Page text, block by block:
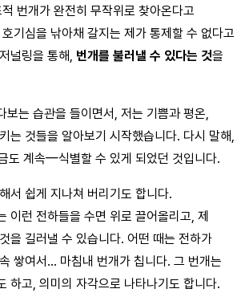
번개가 완전히 무작위로 찾아온다고
기심을 낚아채 갈지는 제가 통제할 수 없다고
널링을 통해, 번개를 불러낼 수 있다는 것을
보는 습관을 들이면서, 저는 기쁨과 평온,
는 것들을 알아보기 시작했습니다. 다시 말해,
도 계속—식별할 수 있게 되었던 것입니다.
서 쉽게 지나쳐 버리기도 합니다.
이런 전하들을 수면 위로 끌어올리고, 제
을 길러낼 수 있습니다. 어떤 때는 전하가
쌓여서… 마침내 번개가 칩니다. 그 번개는
하고, 의미의 자각으로 나타나기도 합니다.